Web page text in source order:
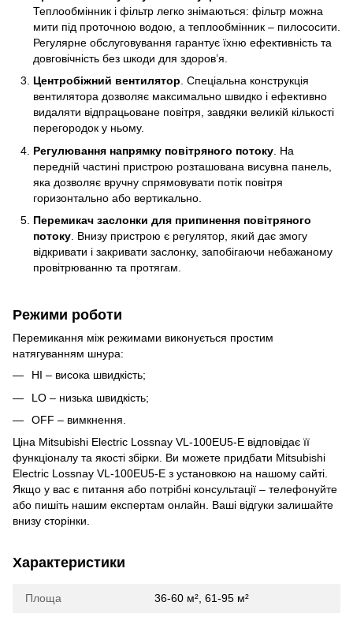
Теплообмінник і фільтр легко знімаються: фільтр можна
мити під проточною водою, а теплообмінник – пилососити.
Регулярне обслуговування гарантує їхню ефективність та
довговічність без шкоди для здоров’я.
Центробіжний вентилятор. Спеціальна конструкція
вентилятора дозволяє максимально швидко і ефективно
видаляти відпрацьоване повітря, завдяки великій кількості
перегородок у ньому.
Регулювання напрямку повітряного потоку . На
передній частині пристрою розташована висувна панель,
яка дозволяє вручну спрямовувати потік повітря
горизонтально або вертикально.
Перемикач заслонки для припинення повітряного
потоку . Внизу пристрою є регулятор, який дає змогу
відкривати і закривати заслонку, запобігаючи небажаному
провітрюванню та протягам.
Режими роботи
Перемикання між режимами виконується простим
натягуванням шнура:
HI – висока швидкість;
LO – низька швидкість;
OFF – вимкнення.
Ціна Mitsubishi Electric Lossnay VL-100EU5-E відповідає її
функціоналу та якості збірки. Ви можете придбати Mitsubishi
Electric Lossnay VL-100EU5-E з установкою на нашому сайті.
Якщо у вас є питання або потрібні консультації – телефонуйте
або пишіть нашим експертам онлайн. Ваші відгуки залишайте
внизу сторінки.
Характеристики
Площа 36-60 м², 61-95 м²